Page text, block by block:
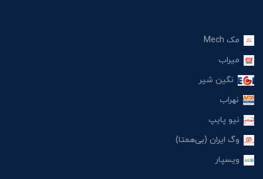
مک Mech
میراب
نگین شیر
نهراب
نیو پایپ
وگ ایران (بی‌همتا)
ویسپار